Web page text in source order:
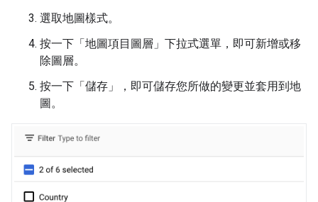
選取地圖樣式。
按一下「地圖項目圖層」 下拉式選單，即可新增或移
除圖層。
按一下「儲存」
，即可儲存您所做的變更並套用到地
圖。